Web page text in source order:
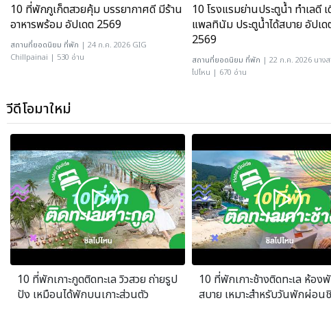
10 ที่พักภูเก็ตสวยคุ้ม บรรยากาศดี มีร้าน
อาหารพร้อม อัปเดต 2569
สถานที่ยอดนิยม ที่พัก | 24 ก.ค. 2026 GIG
Chillpainai | 530 อ่าน
10 โรงแรมย่านประตูน้ำ ทำเลดี
แพลทินัม ประตูน้ำได้สบาย อัปเด
2569
สถานที่ยอดนิยม ที่พัก | 22 ก.ค. 2026 นางส
ไปไหน | 670 อ่าน
วีดีโอมาใหม่
10 ที่พักเกาะกูดติดทะเล วิวสวย ถ่ายรูป
ปัง เหมือนได้พักบนเกาะส่วนตัว
10 ที่พักเกาะช้างติดทะเล ห้อง
สบาย เหมาะสำหรับวันพักผ่อน